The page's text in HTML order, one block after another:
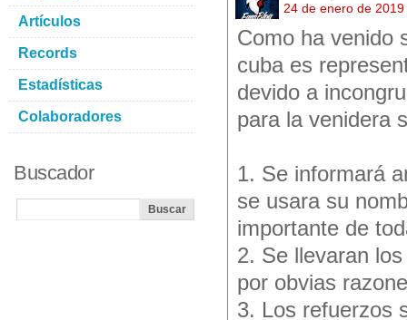
24 de enero de
Como ha venido
cuba es
devido a
para la venidera
1. Se informará
se usara su
importante de
2. Se llevaran
por obvias
3. Los refuerzos
Artículos
Records
Estadísticas
Colaboradores
Buscador